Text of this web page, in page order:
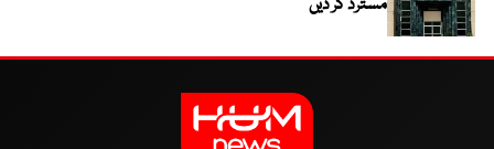
مسترد کر دیں